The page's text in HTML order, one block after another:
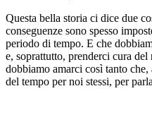
Questa bella storia ci dice due
conseguenze sono spesso
periodo di tempo. E che
e, soprattutto, prenderci cura
dobbiamo amarci così tanto
del tempo per noi stessi, per